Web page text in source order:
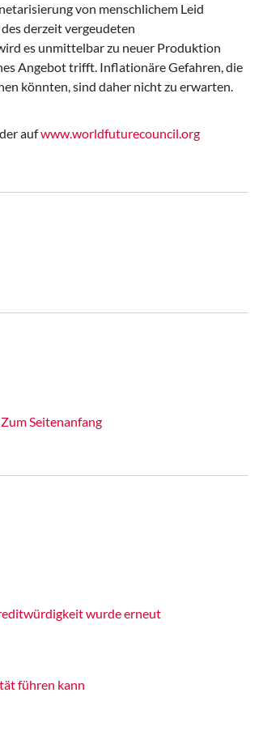
von menschlichem Leid
derzeit vergeudeten
es unmittelbar zu neuer Produktion
Angebot trifft. Inflationäre Gefahren, die
könnten, sind daher nicht zu erwarten.
aufwww.worldfuturecouncil.org
Zum Seitenanfang
wurde erneut
führen kann